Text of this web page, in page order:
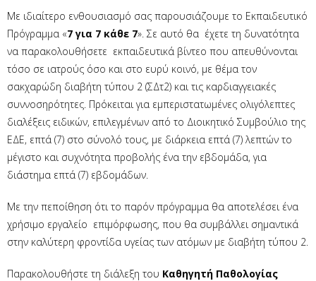
Με ιδιαίτερο ενθουσιασμό σας παρουσιάζουμε το Εκπαιδευτικό
Πρόγραμμα «7 για 7 κάθε 7». Σε αυτό θα έχετε τη δυνατότητα
να παρακολουθήσετε εκπαιδευτικά βίντεο που απευθύνονται
τόσο σε ιατρούς όσο και στο ευρύ κοινό, με θέμα τον
σακχαρώδη διαβήτη τύπου 2 (ΣΔτ2) και τις καρδιαγγειακές
συννοσηρότητες. Πρόκειται για εμπεριστατωμένες ολιγόλεπτες
διαλέξεις ειδικών, επιλεγμένων από το Διοικητικό Συμβούλιο της
ΕΔΕ, επτά (7) στο σύνολό τους, με διάρκεια επτά (7) λεπτών το
μέγιστο και συχνότητα προβολής ένα την εβδομάδα, για
διάστημα επτά (7) εβδομάδων.
Με την πεποίθηση ότι το παρόν πρόγραμμα θα αποτελέσει ένα
χρήσιμο εργαλείο επιμόρφωσης, που θα συμβάλλει σημαντικά
στην καλύτερη φροντίδα υγείας των ατόμων με διαβήτη τύπου 2.
Παρακολουθήστε τη διάλεξη του Καθηγητή Παθολογίας